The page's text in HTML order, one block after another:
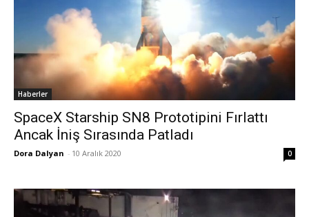
Haberler
SpaceX Starship SN8 Prototipini Fırlattı
Ancak İniş Sırasında Patladı
Dora Dalyan - 10 Aralık 2020 0